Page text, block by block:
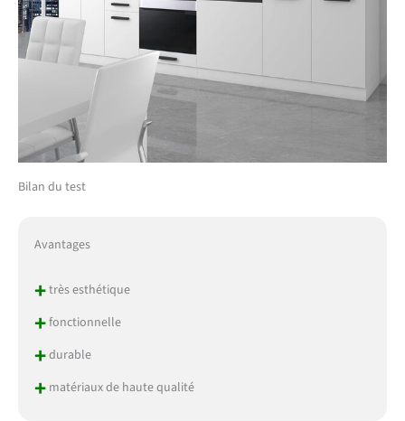
Bilan du test
Avantages
+très esthétique
+fonctionnelle
+durable
+matériaux de haute qualité